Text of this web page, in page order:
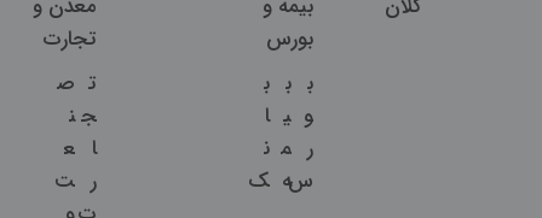
کلان
بیمه و
بورس
ب
و
ر
س
ب
ی
م
ه
ب
ا
ن
ک
معدن و
تجارت
ت
ج
ا
ر
ص
ن
ع
ت